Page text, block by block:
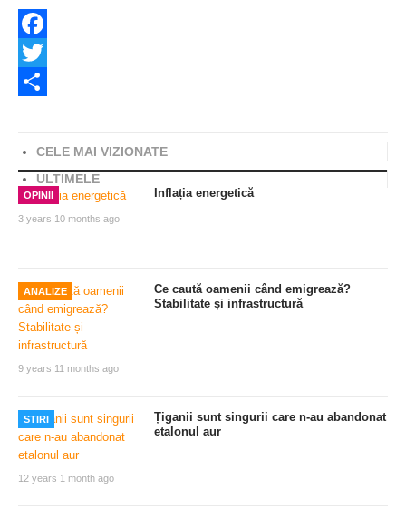
Facebook
Twitter
CELE MAI VIZIONATE
ULTIMELE
OPINII
3 years 10 months ago
Inflația energetică
ANALIZE
9 years 11 months ago
Ce caută oamenii când emigrează?
Stabilitate și infrastructură
STIRI
12 years 1 month ago
Țiganii sunt singurii care n-au abandonat
etalonul aur